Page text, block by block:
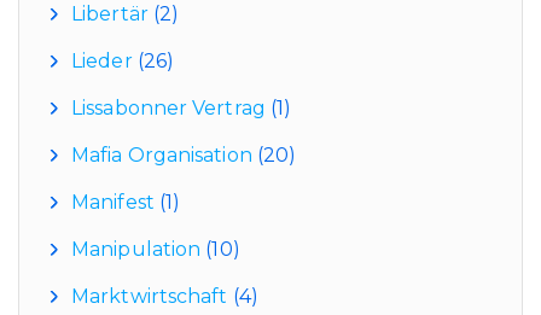
Libertär(2)
Lieder(26)
Lissabonner Vertrag (1)
Mafia Organisation (20)
Manifest (1)
Manipulation (10)
Marktwirtschaft (4)